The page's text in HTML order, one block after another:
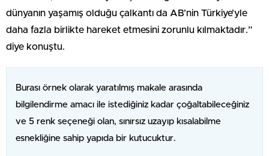
dünyanın yaşamış olduğu çalkantı da AB’nin Türkiye’yle
daha fazla birlikte hareket etmesini zorunlu kılmaktadır.”
diye konuştu.
Burası örnek olarak yaratılmış makale arasında
bilgilendirme amacı ile istediğiniz kadar çoğaltabileceğiniz
ve 5 renk seçeneği olan, sınırsız uzayıp kısalabilme
esnekliğine sahip yapıda bir kutucuktur.